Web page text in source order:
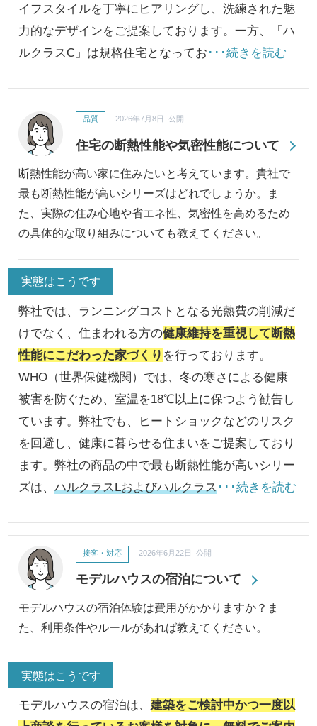
イフスタイルを丁寧にヒアリングし、洗練された魅
力的なデザインをご提案しております。一方、「ハ
ルクラスC」は規格住宅となってお ･･･続きを読む
住宅の断熱性能や気密性能について
品質 2026年7月8日 公開
断熱性能が高い家に住みたいと考えています。貴社で
最も断熱性能が高いシリーズはどれでしょうか。ま
た、実際の住み心地や省エネ性、気密性を高めるため
の具体的な取り組みについても教えてください。
実態はこうです
弊社では、ランニングコストとなる光熱費の削減だ
けでなく、住まわれる方の健康維持を重視して断熱
性能にこだわった家づくり を行っております。
WHO（世界保健機関）では、冬の寒さによる健康
被害を防ぐため、室温を18℃以上に保つよう勧告し
ています。弊社でも、ヒートショックなどのリスク
を回避し、健康に暮らせる住まいをご提案しており
ます。弊社の商品の中で最も断熱性能が高いシリー
ズは、ハルクラスLおよびハルクラス･･･続きを読む
モデルハウスの宿泊について
接客・対応 2026年6月22日 公開
モデルハウスの宿泊体験は費用がかかりますか？ま
た、利用条件やルールがあれば教えてください。
実態はこうです
モデルハウスの宿泊は、建築をご検討中かつ一度以